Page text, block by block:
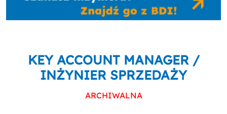
KEY ACCOUNT MANAGER /
INŻYNIER SPRZEDAŻY
ARCHIWALNA